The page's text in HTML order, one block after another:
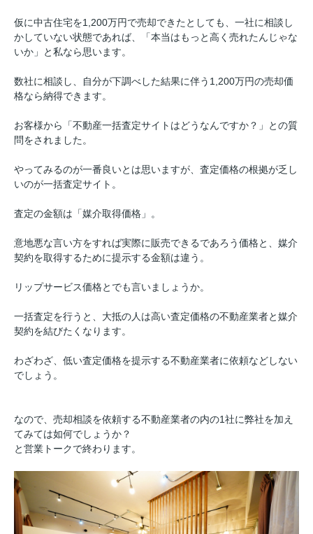
仮に中古住宅を1,200万円で売却できたとしても、一社に相談し
かしていない状態であれば、「本当はもっと高く売れたんじゃな
いか」と私なら思います。
数社に相談し、自分が下調べした結果に伴う1,200万円の売却価
格なら納得できます。
お客様から「不動産一括査定サイトはどうなんですか？」との質
問をされました。
やってみるのが一番良いとは思いますが、査定価格の根拠が乏し
いのが一括査定サイト。
査定の金額は「媒介取得価格」。
意地悪な言い方をすれば実際に販売できるであろう価格と、 媒介
契約を取得するために提示する金額は違う。
リップサービス価格とでも言いましょうか。
一括査定を行うと、大抵の人は高い査定価格の不動産業者と媒介
契約を結びたくなります。
わざわざ、低い査定価格を提示する不動産業者に依頼などしない
でしょう。
なので、売却相談を依頼する不動産業者の内の1社に弊社を加え
てみては如何でしょうか？
と営業トークで終わります。